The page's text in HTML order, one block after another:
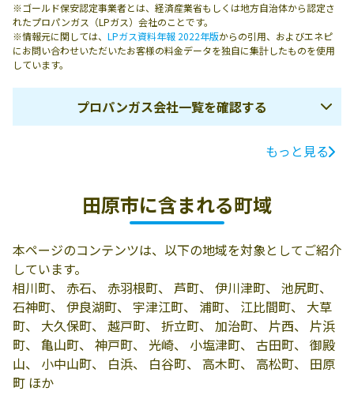
※ゴールド保安認定事業者とは、経済産業省もしくは地方自治体から認定さ
れたプロパンガス（LPガス）会社のことです。
※情報元に関しては、 LPガス資料年報 2022年版からの引用、およびエネピ
にお問い合わせいただいたお客様の料金データを独自に集計したものを使用
しています。
プロパンガス会社一覧を確認する
電話番号
紺屋瀬古29
燃料
田原町汐見34
有限会社丸光河
合商店
441-3415 田原市
神戸町ﾔﾝﾍﾞ34-3
0531-22-0155
明石産業株式会
社／田原営業所
田原市豊島町道
南46-1
0531-22-0230
田原商事株式会
もっと見る
田原市に含まれる町域
本ページのコンテンツは、以下の地域を対象としてご紹介
しています。
相川町、 赤石、 赤羽根町、 芦町、 伊川津町、 池尻町、
石神町、 伊良湖町、 宇津江町、 浦町、 江比間町、 大草
町、 大久保町、 越戸町、 折立町、 加治町、 片西、 片浜
町、 亀山町、 神戸町、 光崎、 小塩津町、 古田町、 御殿
山、 小中山町、 白浜、 白谷町、 高木町、 高松町、 田原
町 ほか